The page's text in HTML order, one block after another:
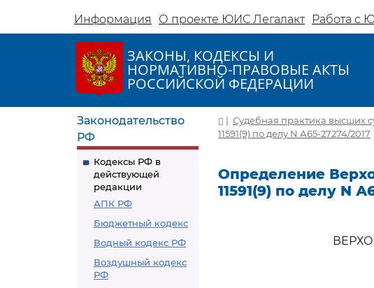
Информация О проекте ЮИС Легалакт Работа с
ЗАКОНЫ, КОДЕКСЫ И
НОРМАТИВНО-ПРАВОВЫЕ АКТЫ
РОССИЙСКОЙ ФЕДЕРАЦИИ
Законодательство
РФ
Кодексы РФ в
действующей
редакции
АПК РФ
Бюджетный кодекс
Водный кодекс РФ
Воздушный кодекс
РФ
| Судебная практика высших
11591(9) по делу N А65-27274/2017
Определение
11591(9) по делу N